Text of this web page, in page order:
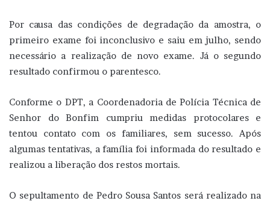
Por causa das condições de degradação da amostra, o
primeiro exame foi inconclusivo e saiu em julho, sendo
necessário a realização de novo exame. Já o segundo
resultado confirmou o parentesco.
Conforme o DPT, a Coordenadoria de Polícia Técnica de
Senhor do Bonfim cumpriu medidas protocolares e
tentou contato com os familiares, sem sucesso. Após
algumas tentativas, a família foi informada do resultado e
realizou a liberação dos restos mortais.
O sepultamento de Pedro Sousa Santos será realizado na